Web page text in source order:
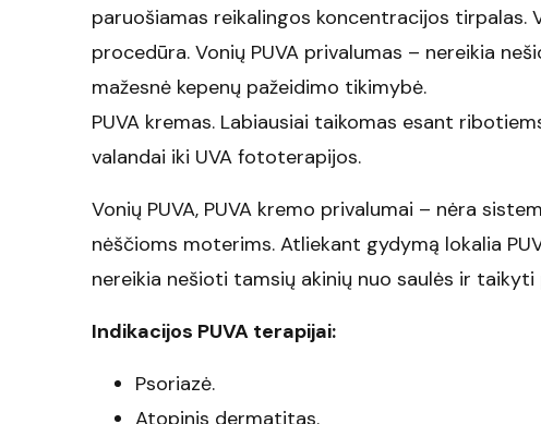
paruošiamas reikalingos koncentracijos tirpalas.
procedūra. Vonių PUVA privalumas – nereikia
mažesnė kepenų pažeidimo tikimybė.
PUVA kremas. Labiausiai taikomas esant
valandai iki UVA fototerapijos.
Vonių PUVA, PUVA kremo privalumai – nėra
nėščioms moterims. Atliekant gydymą lokalia
nereikia nešioti tamsių akinių nuo saulės ir
Indikacijos PUVA terapijai:
Psoriazė.
Atopinis dermatitas.